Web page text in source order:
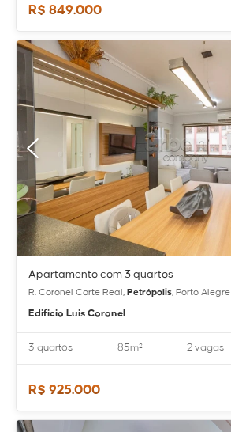
R$ 849.000
Apartamento com 3 quartos
R. Coronel Corte Real, Petrópolis, Porto Alegre
Edificio Luis Coronel
3 quartos 85m² 2 vagas
R$ 925.000